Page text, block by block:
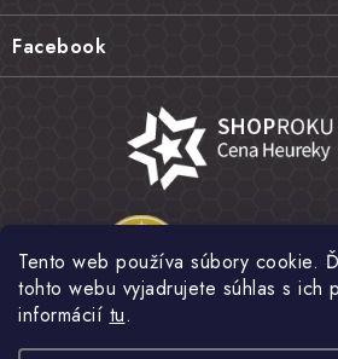
Tento web používa súbory cookie.
tohto webu vyjadrujete súhlas s ich
informácií tu.
e
Vrátenie tovaru, výmena a reklamácie
Najčastejšie otázky FAQ
Hodnotenie obchodu
Obchodné podmienky
Ochrana osobných údajov
Náš príbeh
Kamenná predajňa
Fotogaléria
Novinky
Facebook